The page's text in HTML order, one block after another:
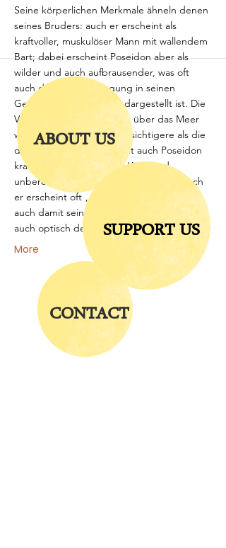
Seine körperlichen Merkmale ähneln denen
seines Bruders: auch er erscheint als
kraftvoller, muskulöser Mann mit wallendem
Bart; dabei erscheint Poseidon aber als
wilder und auch aufbrausender, was oft
auch durch die Bewegung in seinen
Gewändern und Haaren dargestellt ist. Die
Vorstellung der Menschen über das Meer
war eine sehr viel undurchsichtigere als die
des Himmels. So taucht oft auch Poseidon
kraftvoll, manchmal voller Wut, und
unberechenbar aus dem Wasser auf. Auch
er erscheint oft „oben ohne“ und macht
auch damit seine Verwandtschaft zu Zeus
auch optisch deutlich.
More
CONTACT
ABOUT US
SUPPORT US